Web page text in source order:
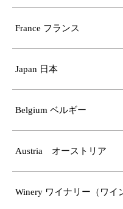
France フランス
Japan 日本
Belgium ベルギー
Austria オーストリア
Winery ワイナリー（ワイ